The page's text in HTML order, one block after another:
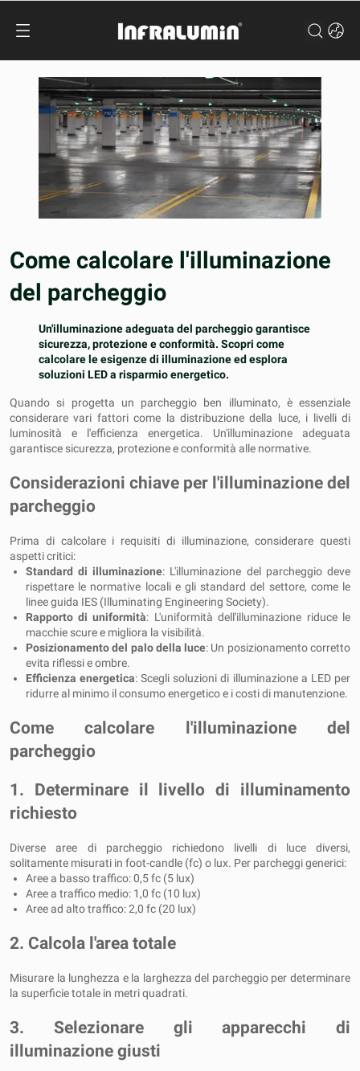
Come calcolare l'illuminazione
del parcheggio
Un'illuminazione adeguata del parcheggio garantisce
sicurezza, protezione e conformità. Scopri come
calcolare le esigenze di illuminazione ed esplora
soluzioni LED a risparmio energetico.
Quando si progetta un parcheggio ben illuminato, è essenziale
considerare vari fattori come la distribuzione della luce, i livelli di
luminosità e l'efficienza energetica. Un'illuminazione adeguata
garantisce sicurezza, protezione e conformità alle normative.
Considerazioni chiave per l'illuminazione del
parcheggio
Prima di calcolare i requisiti di illuminazione, considerare questi
aspetti critici:
Standard di illuminazione: L'illuminazione del parcheggio deve
rispettare le normative locali e gli standard del settore, come le
linee guida IES (Illuminating Engineering Society).
Rapporto di uniformità: L'uniformità dell'illuminazione riduce le
macchie scure e migliora la visibilità.
Posizionamento del palo della luce: Un posizionamento corretto
evita riflessi e ombre.
Efficienza energetica: Scegli soluzioni di illuminazione a LED per
ridurre al minimo il consumo energetico e i costi di manutenzione.
Come calcolare l'illuminazione del
parcheggio
1. Determinare il livello di illuminamento
richiesto
Diverse aree di parcheggio richiedono livelli di luce diversi,
solitamente misurati in foot-candle (fc) o lux. Per parcheggi generici:
Aree a basso traffico: 0,5 fc (5 lux)
Aree a traffico medio: 1,0 fc (10 lux)
Aree ad alto traffico: 2,0 fc (20 lux)
2. Calcola l'area totale
Misurare la lunghezza e la larghezza del parcheggio per determinare
la superficie totale in metri quadrati.
3. Selezionare gli apparecchi di
illuminazione giusti